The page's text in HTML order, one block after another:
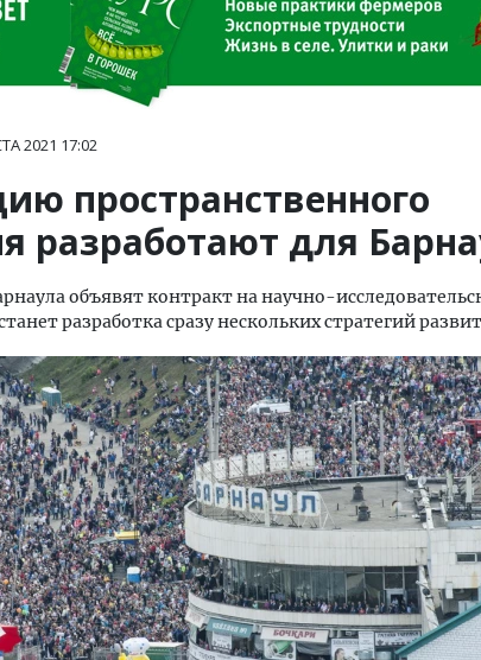
2021 17:02
пространственного
разработают для
объявят контракт на научно-
разработка сразу нескольких стратегий